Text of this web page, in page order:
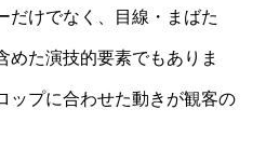
だけでなく、目線・まばた
めた演技的要素でもありま
ップに合わせた動きが観客の